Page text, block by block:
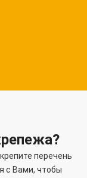
перечень
с Вами, чтобы